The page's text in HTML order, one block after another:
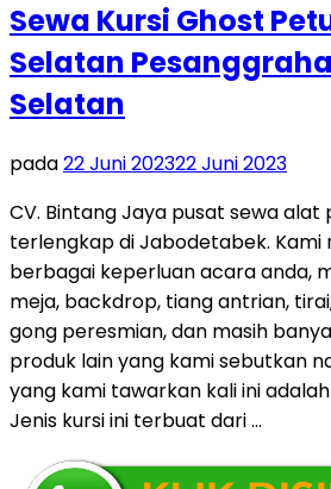
Sewa Kursi Ghost
Selatan
Selatan
pada22 Juni 202322 Juni 2023
CV. Bintang Jaya pusat sewa
terlengkap di Jabodetabek. Kami
berbagai keperluan acara anda,
meja, backdrop, tiang antrian,
gong peresmian, dan masih
produk lain yang kami sebutkan
yang kami tawarkan kali ini
Jenis kursi ini terbuat dari …